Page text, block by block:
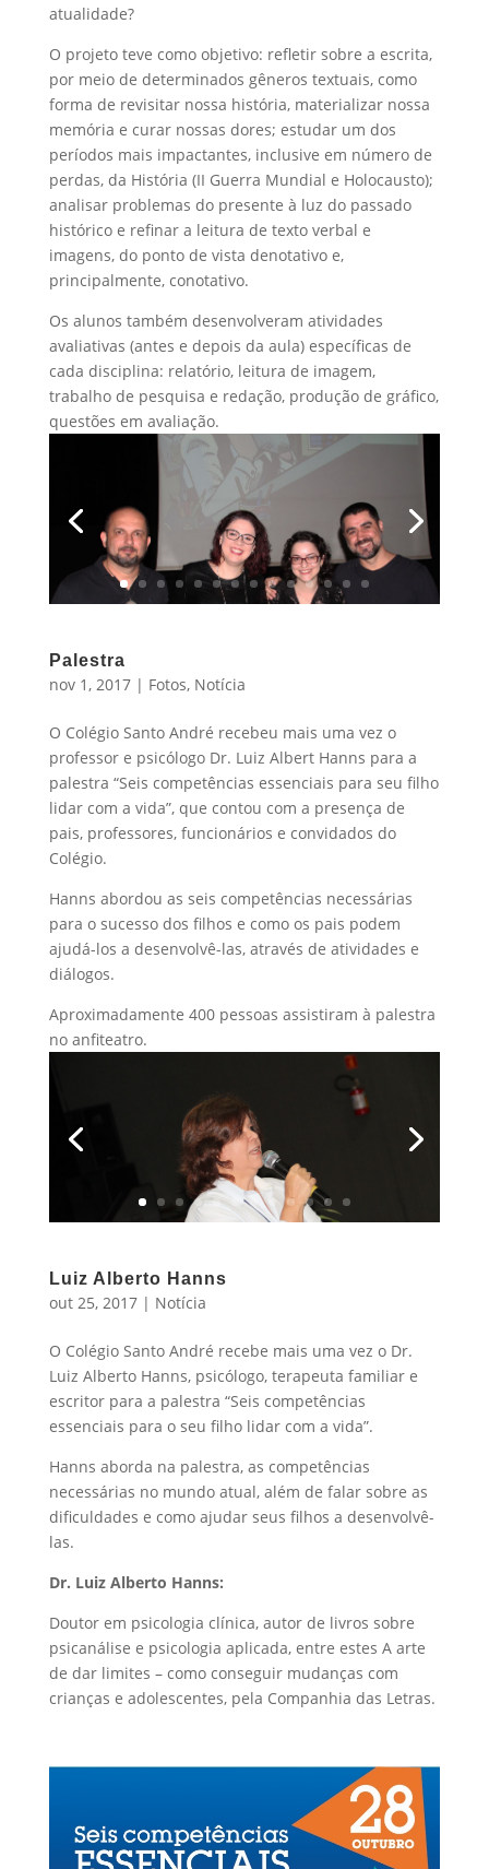
atualidade?
O projeto teve como objetivo: refletir sobre a escrita,
por meio de determinados gêneros textuais, como
forma de revisitar nossa história, materializar nossa
memória e curar nossas dores; estudar um dos
períodos mais impactantes, inclusive em número de
perdas, da História (II Guerra Mundial e Holocausto);
analisar problemas do presente à luz do passado
histórico e refinar a leitura de texto verbal e
imagens, do ponto de vista denotativo e,
principalmente, conotativo.
Os alunos também desenvolveram atividades
avaliativas (antes e depois da aula) específicas de
cada disciplina: relatório, leitura de imagem,
trabalho de pesquisa e redação, produção de gráfico,
questões em avaliação.
Palestra
nov 1, 2017| Fotos, Notícia
O Colégio Santo André recebeu mais uma vez o
professor e psicólogo Dr. Luiz Albert Hanns para a
palestra “Seis competências essenciais para seu filho
lidar com a vida”, que contou com a presença de
pais, professores, funcionários e convidados do
Colégio.
Hanns abordou as seis competências necessárias
para o sucesso dos filhos e como os pais podem
ajudá-los a desenvolvê-las, através de atividades e
diálogos.
Aproximadamente 400 pessoas assistiram à palestra
no anfiteatro.
Luiz Alberto Hanns
out 25, 2017| Notícia
O Colégio Santo André recebe mais uma vez o Dr.
Luiz Alberto Hanns, psicólogo, terapeuta familiar e
escritor para a palestra “Seis competências
essenciais para o seu filho lidar com a vida”.
Hanns aborda na palestra, as competências
necessárias no mundo atual, além de falar sobre as
dificuldades e como ajudar seus filhos a desenvolvê-
las.
Dr. Luiz Alberto Hanns:
Doutor em psicologia clínica, autor de livros sobre
psicanálise e psicologia aplicada, entre estes A arte
de dar limites – como conseguir mudanças com
crianças e adolescentes, pela Companhia das Letras.